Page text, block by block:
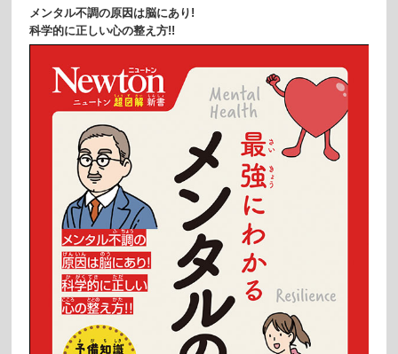
メンタル不調の原因は脳にあり!
科学的に正しい心の整え方!!